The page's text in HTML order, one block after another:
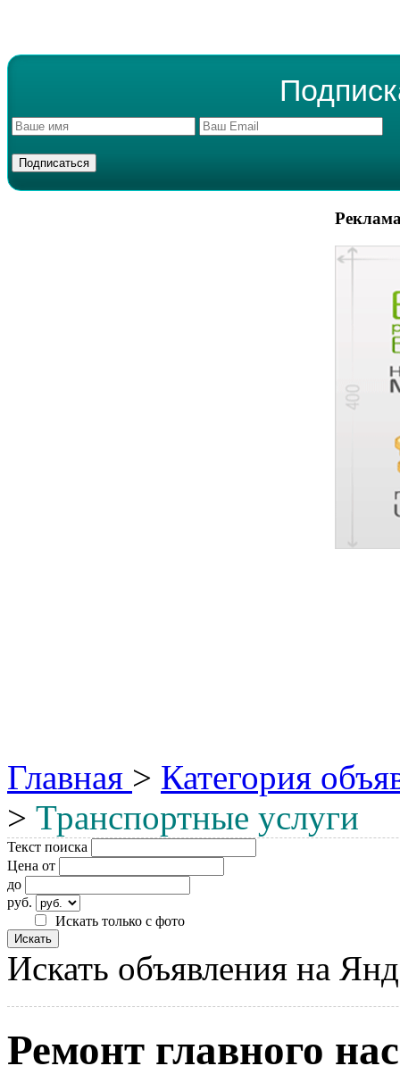
Главная > Категория
> Транспортные услуги
Текст поиска
Цена от
до
руб.
Искать только с фото
Искать объявления на
Ремонт главного